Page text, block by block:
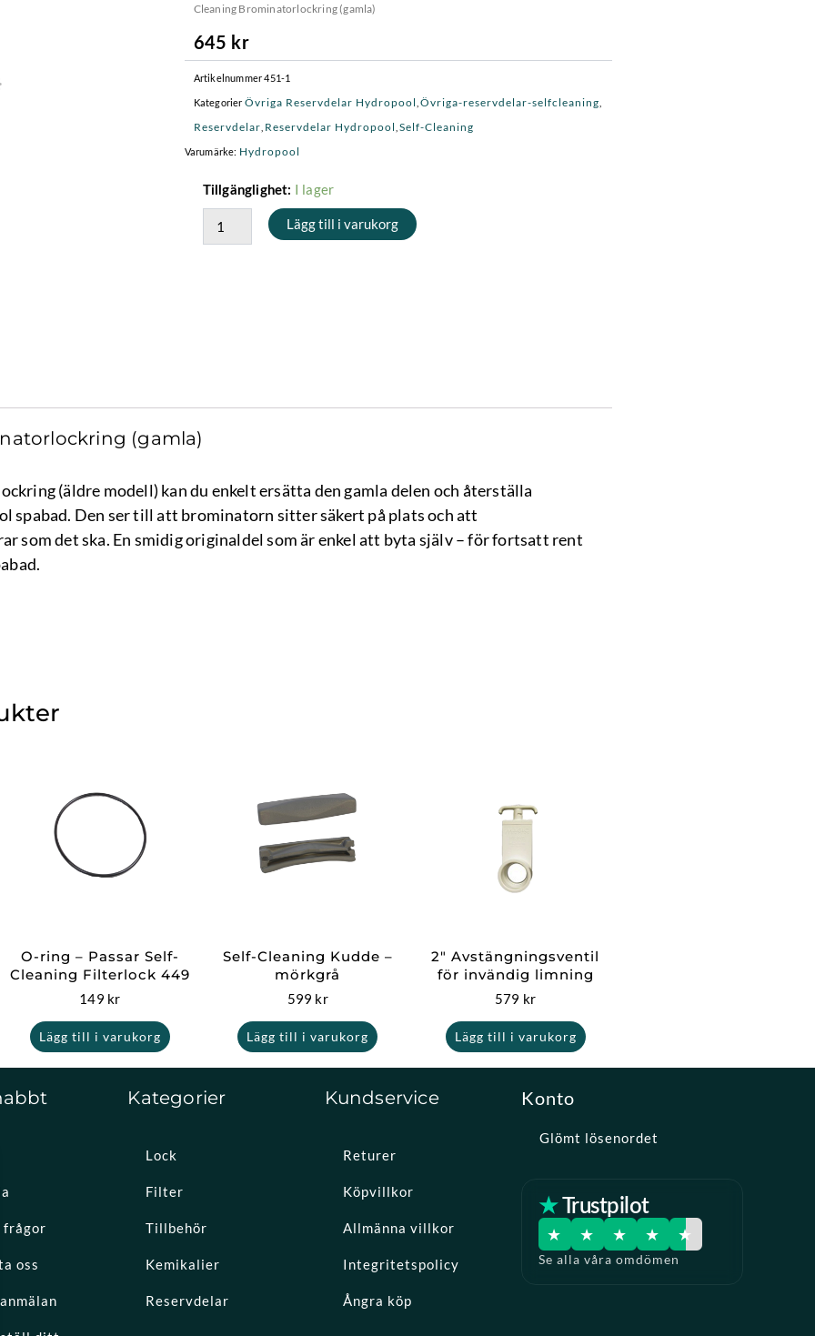
Cleaning Brominatorlockring (gamla)
645 kr
Artikelnummer451-1
Kategorier Övriga Reservdelar Hydropool ,Övriga-reservdelar-selfcleaning
Reservdelar Reservdelar Hydropool ,Self-Cleaning
Varumärke: Hydropool
Tillgänglighet: I lager
Self-
Cleaning
Brominatorlockring
(gamla)
Lägg till i varukorg
(gamla)
(äldre modell) kan du enkelt ersätta den gamla delen och återställa
spabad. Den ser till att brominatorn sitter säkert på plats och att
som det ska. En smidig originaldel som är enkel att byta själv – för fortsatt rent
O-ring – Passar Self-
Cleaning Filterlock 449
149 kr
Lägg till i varukorg
Self-Cleaning Kudde –
mörkgrå
599 kr
Lägg till i varukorg
2″ Avstängningsventil
för invändig limning
579 kr
Lägg till i varukorg
frågor
oss
Kategorier
Lock
Filter
Tillbehör
Kemikalier
Reservdelar
Kundservice
Returer
Köpvillkor
Allmänna villkor
Integritetspolicy
Ångra köp
Konto
Glömt lösenordet
★ Trustpilot
★ ★ ★ ★ ★
Se alla våra omdömen